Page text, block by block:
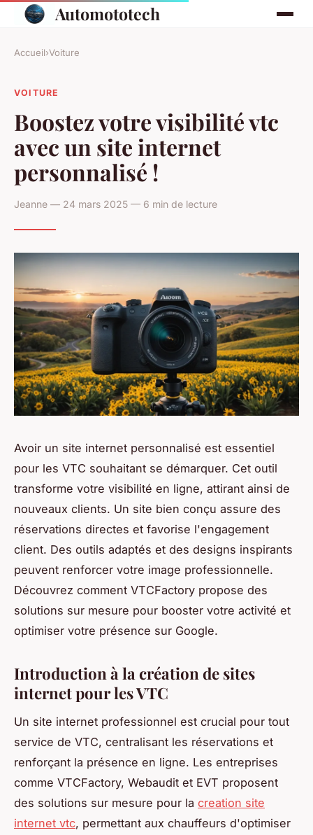
Automototech
Accueil›Voiture
VOITURE
Boostez votre visibilité vtc
avec un site internet
personnalisé !
Jeanne — 24 mars 2025 — 6 min de lecture
Avoir un site internet personnalisé est essentiel
pour les VTC souhaitant se démarquer. Cet outil
transforme votre visibilité en ligne, attirant ainsi de
nouveaux clients. Un site bien conçu assure des
réservations directes et favorise l'engagement
client. Des outils adaptés et des designs inspirants
peuvent renforcer votre image professionnelle.
Découvrez comment VTCFactory propose des
solutions sur mesure pour booster votre activité et
optimiser votre présence sur Google.
Introduction à la création de sites
internet pour les VTC
Un site internet professionnel est crucial pour tout
service de VTC, centralisant les réservations et
renforçant la présence en ligne. Les entreprises
comme VTCFactory, Webaudit et EVT proposent
des solutions sur mesure pour la creation site
internet vtc, permettant aux chauffeurs d'optimiser